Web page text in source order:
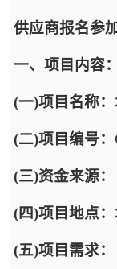
供应商报名参加
一、项目内容：
(一)项目名称
(二)项目编号
(三)资金来源
(四)项目地点
(五)项目需求：